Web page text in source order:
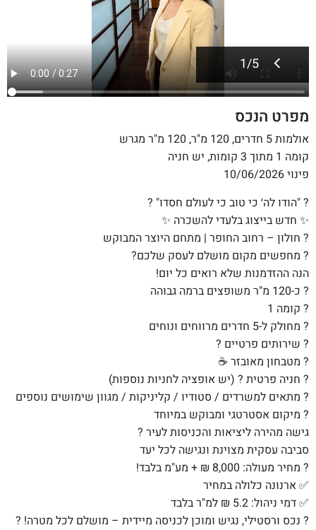
1/5
מפרט הנכס
אולמות 5 חדרים, 120 מ"ר, 120 מ"ר מגרש
קומה 1 מתוך 3 קומות, יש חניה
פינוי 10/06/2026
? "הודו לה׳ כי טוב כי לעולם חסדו" ?
✨ חדש בייצוג בלעדי להשכרה ✨
? חולון – רחוב החופר | מתחם היוצר המבוקש
? מחפשים מקום מושלם לעסק שלכם?
הנה ההזדמנות שלא רואים כל יום!
? כ-120 מ"ר משופצים ברמה גבוהה
? קומה 1
? מחולק ל-5 חדרים מרווחים ונוחים
? שירותים פרטיים ?
? מטבחון מאובזר ☕
? חניה פרטית ? (יש אופציה לחניות נוספות)
? מתאים למשרדים / סטודיו / קליניקות / מגוון שימושים נוספים
? מיקום אסטרטגי ומבוקש במיוחד
גישה מהירה ליציאות והכניסות לעיר ?
סביבה עסקית מצוינת ונגישה לכל יעד
? מחיר מעולה: 8,000
₪ + מע"מ בלבד!
✅ ארנונה כלולה במחיר
✅ דמי ניהול: 5.2
₪ למ"ר בלבד
? נכס ורסטילי, נגיש ומוכן לכניסה מיידית – מושלם לכל מטרה! ?